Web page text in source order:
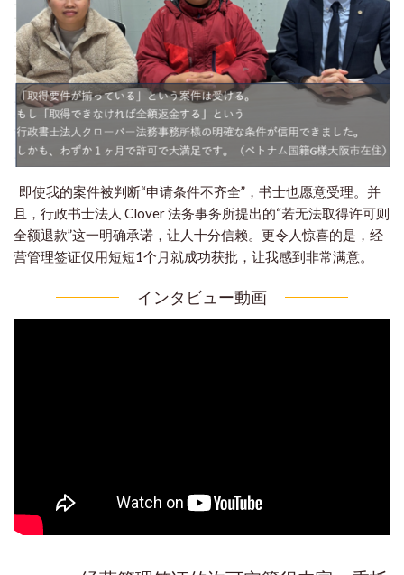
即使我的案件被判断“申请条件不齐全”，书士也愿意受理。 并
且，行政书士法人 Clover 法务事务所提出的“若无法取得许可则
全额退款”这一明确承诺，让人十分信赖。 更令人惊喜的是，经
营管理签证仅用短短1个月就成功获批，让我感到非常满意。
インタビュー動画